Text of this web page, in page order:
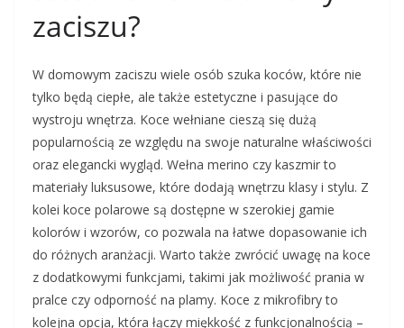
zaciszu?
W domowym zaciszu wiele osób szuka koców, które nie
tylko będą ciepłe, ale także estetyczne i pasujące do
wystroju wnętrza. Koce wełniane cieszą się dużą
popularnością ze względu na swoje naturalne właściwości
oraz elegancki wygląd. Wełna merino czy kaszmir to
materiały luksusowe, które dodają wnętrzu klasy i stylu. Z
kolei koce polarowe są dostępne w szerokiej gamie
kolorów i wzorów, co pozwala na łatwe dopasowanie ich
do różnych aranżacji. Warto także zwrócić uwagę na koce
z dodatkowymi funkcjami, takimi jak możliwość prania w
pralce czy odporność na plamy. Koce z mikrofibry to
kolejna opcja, która łączy miękkość z funkcjonalnością –